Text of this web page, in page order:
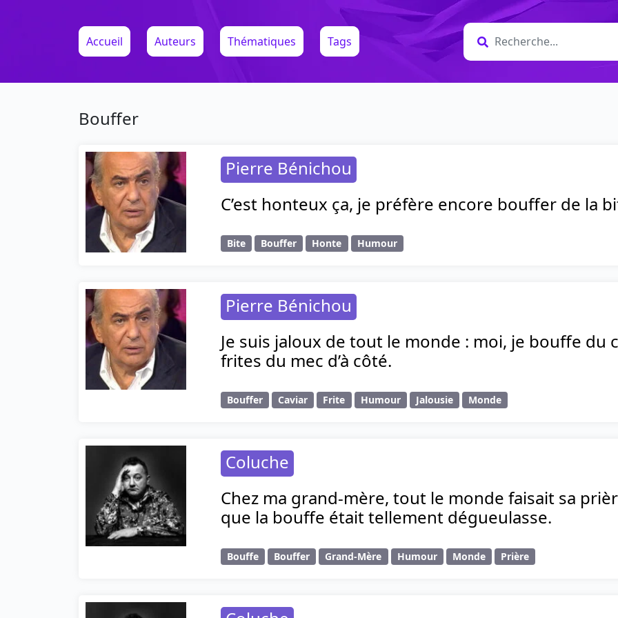
Accueil Auteurs Thématiques Tags
Bouffer
Pierre Bénichou
C’est honteux ça, je préfère encore bouffer de la
Bite Bouffer Honte Humour
Pierre Bénichou
Je suis jaloux de tout le monde : moi, je bouffe du
frites du mec d’à côté.
Bouffer Caviar Frite Humour Jalousie Monde
Coluche
Chez ma grand-mère, tout le monde faisait sa
que la bouffe était tellement dégueulasse.
Bouffe Bouffer Grand-Mère Humour Monde Prière